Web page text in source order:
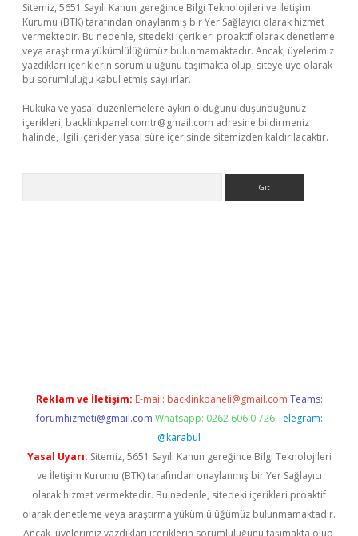
Sitemiz, 5651 Sayılı Kanun gereğince Bilgi Teknolojileri ve İletişim
Kurumu (BTK) tarafından onaylanmış bir Yer Sağlayıcı olarak hizmet
vermektedir. Bu nedenle, sitedeki içerikleri proaktif olarak denetleme
veya araştırma yükümlülüğümüz bulunmamaktadır. Ancak, üyelerimiz
yazdıkları içeriklerin sorumluluğunu taşımakta olup, siteye üye olarak
bu sorumluluğu kabul etmiş sayılırlar.
Hukuka ve yasal düzenlemelere aykırı olduğunu düşündüğünüz
içerikleri, backlinkpanelicomtr@gmail.com adresine bildirmeniz
halinde, ilgili içerikler yasal süre içerisinde sitemizden kaldırılacaktır.
Reklam ve İletişim: E-mail: backlinkpaneli@gmail.com Teams:
forumhizmeti@gmail.com Whatsapp: 0262 606 0 726 Telegram:
@karabul
Yasal Uyarı: Sitemiz, 5651 Sayılı Kanun gereğince Bilgi Teknolojileri
ve İletişim Kurumu (BTK) tarafından onaylanmış bir Yer Sağlayıcı
olarak hizmet vermektedir. Bu nedenle, sitedeki içerikleri proaktif
olarak denetleme veya araştırma yükümlülüğümüz bulunmamaktadır.
Ancak, üyelerimiz yazdıkları içeriklerin sorumluluğunu taşımakta olup,